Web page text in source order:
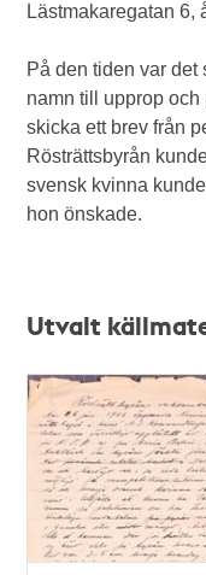
Lästmakaregatan 6,
På den tiden var det
namn till upprop
skicka ett brev från
Rösträttsbyrån
svensk kvinna
hon önskade.
Utvalt